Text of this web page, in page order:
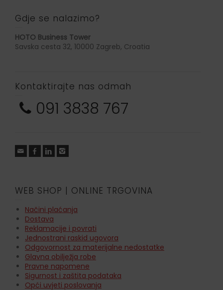
Gdje se nalazimo?
HOTO Business Tower
Savska cesta 32, 10000 Zagreb, Croatia
Kontaktirajte nas odmah
091 3838 767
WEB SHOP | ONLINE TRGOVINA
Načini plaćanja
Dostava
Reklamacije i povrati
Jednostrani raskid ugovora
Odgovornost za materijalne nedostatke
Glavna obilježja robe
Pravne napomene
Sigurnost i zaštita podataka
Opći uvjeti poslovanja